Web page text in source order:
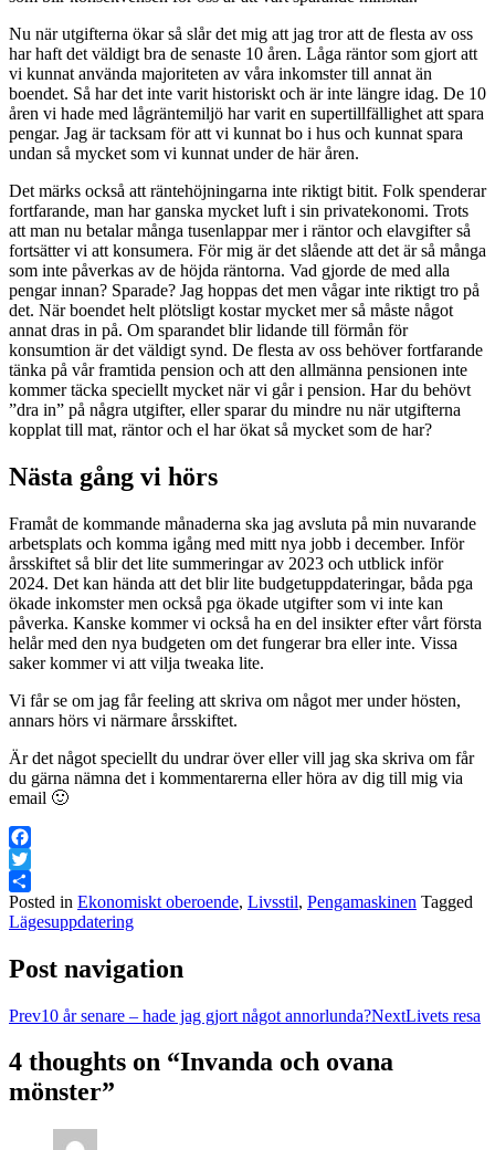
Nu när utgifterna ökar så slår det mig att jag tror att de flesta av oss
har haft det väldigt bra de senaste 10 åren. Låga räntor som gjort att
vi kunnat använda majoriteten av våra inkomster till annat än
boendet. Så har det inte varit historiskt och är inte längre idag. De 10
åren vi hade med lågräntemiljö har varit en supertillfällighet att spara
pengar. Jag är tacksam för att vi kunnat bo i hus och kunnat spara
undan så mycket som vi kunnat under de här åren.
Det märks också att räntehöjningarna inte riktigt bitit. Folk spenderar
fortfarande, man har ganska mycket luft i sin privatekonomi. Trots
att man nu betalar många tusenlappar mer i räntor och elavgifter så
fortsätter vi att konsumera. För mig är det slående att det är så många
som inte påverkas av de höjda räntorna. Vad gjorde de med alla
pengar innan? Sparade? Jag hoppas det men vågar inte riktigt tro på
det. När boendet helt plötsligt kostar mycket mer så måste något
annat dras in på. Om sparandet blir lidande till förmån för
konsumtion är det väldigt synd. De flesta av oss behöver fortfarande
tänka på vår framtida pension och att den allmänna pensionen inte
kommer täcka speciellt mycket när vi går i pension. Har du behövt
”dra in” på några utgifter, eller sparar du mindre nu när utgifterna
kopplat till mat, räntor och el har ökat så mycket som de har?
Nästa gång vi hörs
Framåt de kommande månaderna ska jag avsluta på min nuvarande
arbetsplats och komma igång med mitt nya jobb i december. Inför
årsskiftet så blir det lite summeringar av 2023 och utblick inför
2024. Det kan hända att det blir lite budgetuppdateringar, båda pga
ökade inkomster men också pga ökade utgifter som vi inte kan
påverka. Kanske kommer vi också ha en del insikter efter vårt första
helår med den nya budgeten om det fungerar bra eller inte. Vissa
saker kommer vi att vilja tweaka lite.
Vi får se om jag får feeling att skriva om något mer under hösten,
annars hörs vi närmare årsskiftet.
Är det något speciellt du undrar över eller vill jag ska skriva om får
du gärna nämna det i kommentarerna eller höra av dig till mig via
email 🙂
Facebook
Twitter
Dela
Posted in Ekonomiskt oberoende, Livsstil, Pengamaskinen Tagged
Lägesuppdatering
Post navigation
Prev10 år senare – hade jag gjort något annorlunda?NextLivets resa
4 thoughts on “Invanda och ovana
mönster”